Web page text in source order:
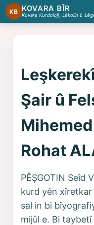
KB KOVARA BÎR
Kovara Kurdoloji, Lêkolîn û
Şair û
Rohat
PÊŞGOTIN Seîd
kurd yên xîretkar
sal in bi
mijûl e. Bi